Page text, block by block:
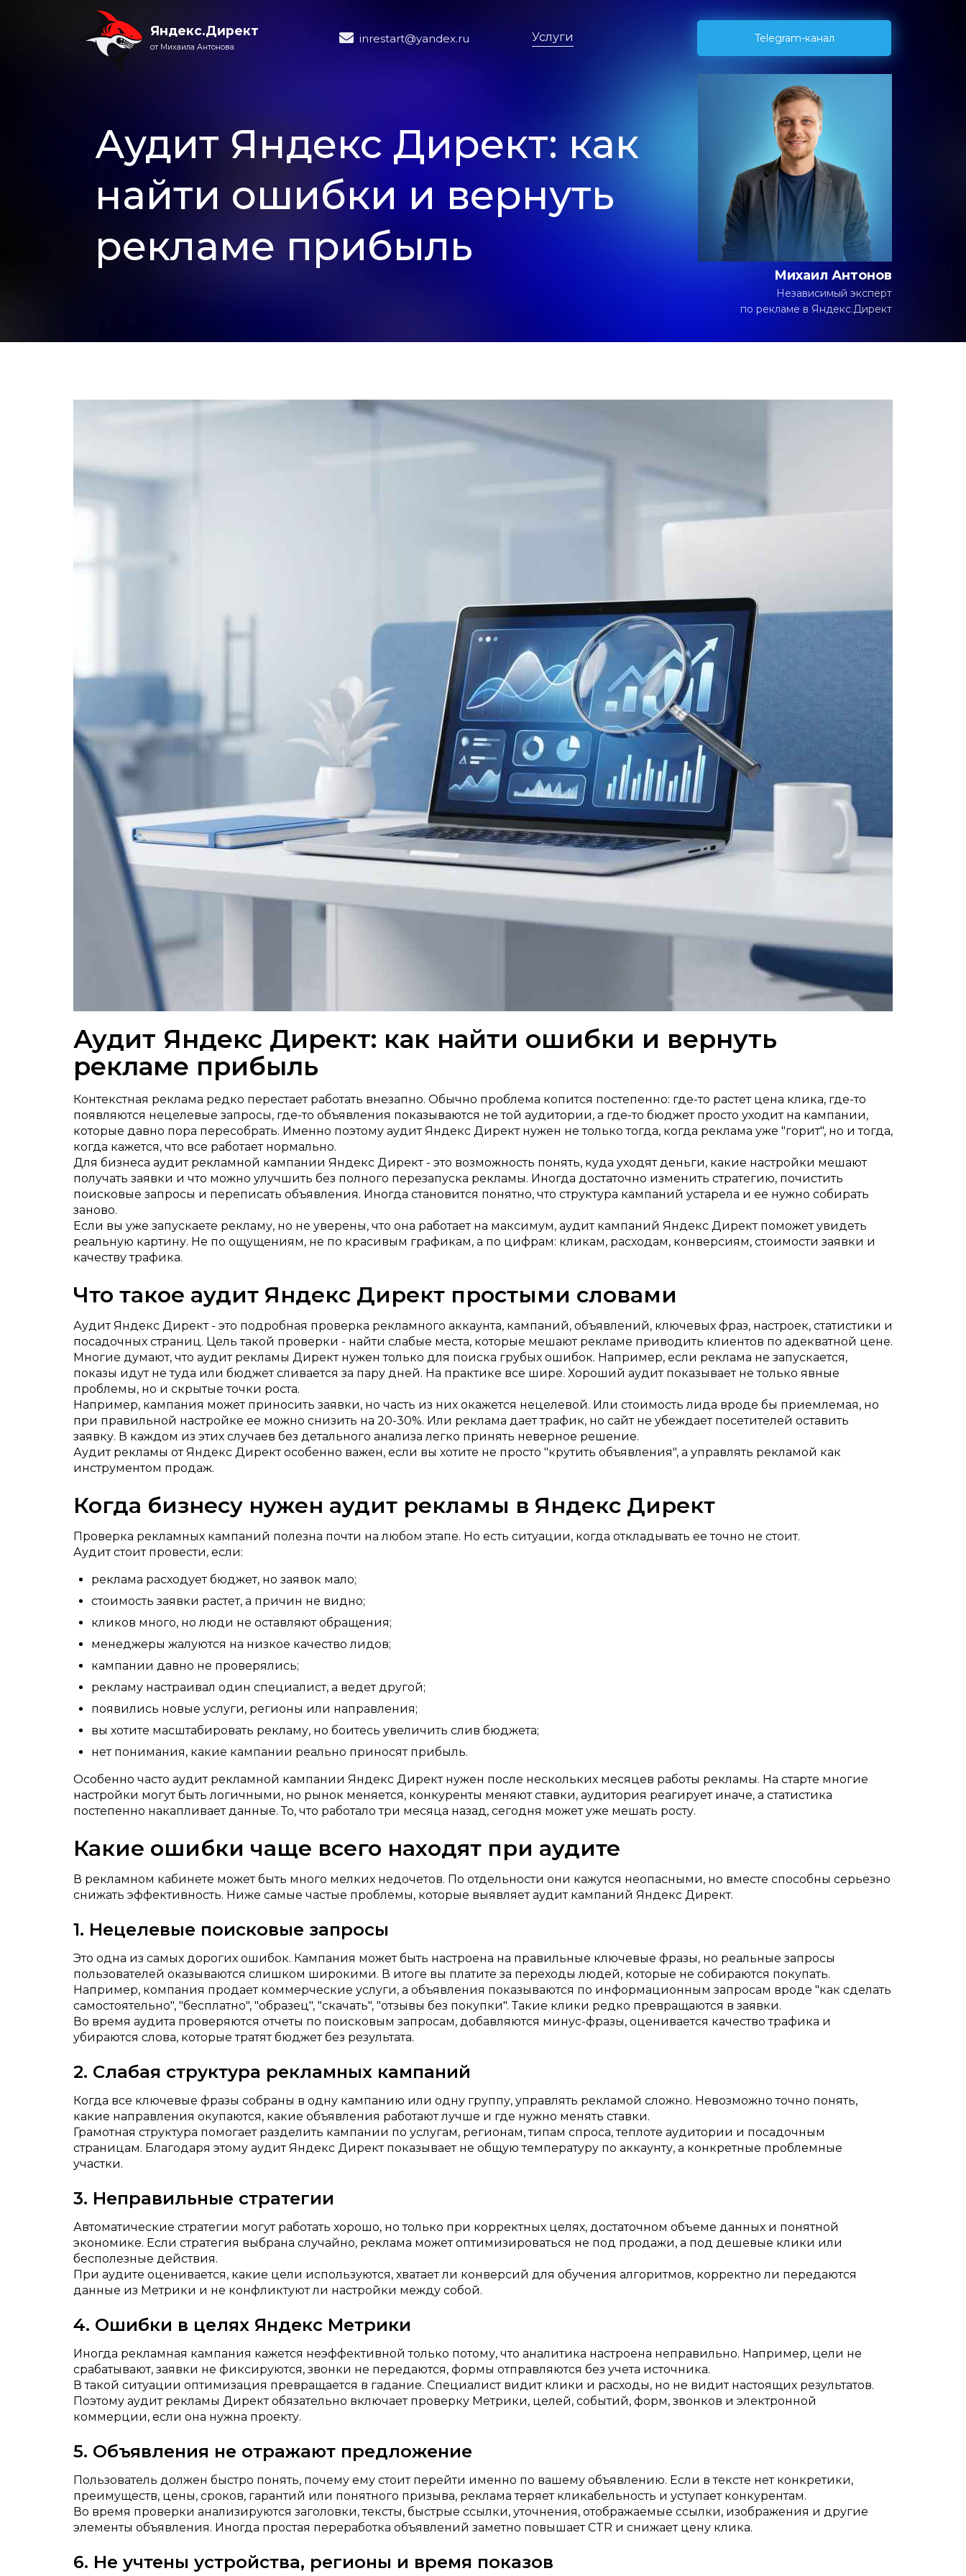
Яндекс.Директ
от Михаила Антонова
inrestart@yandex.ru Услуги Telegram-канал
Аудит Яндекс Директ: как
найти ошибки и вернуть
рекламе прибыль
Михаил Антонов
Независимый эксперт
по рекламе в Яндекс.Директ
Аудит Яндекс Директ: как найти ошибки и вернуть
рекламе прибыль
Контекстная реклама редко перестает работать внезапно. Обычно проблема копится постепенно: где-то растет цена клика, где-то
появляются нецелевые запросы, где-то объявления показываются не той аудитории, а где-то бюджет просто уходит на кампании,
которые давно пора пересобрать. Именно поэтому аудит Яндекс Директ нужен не только тогда, когда реклама уже "горит", но и тогда,
когда кажется, что все работает нормально.
Для бизнеса аудит рекламной кампании Яндекс Директ - это возможность понять, куда уходят деньги, какие настройки мешают
получать заявки и что можно улучшить без полного перезапуска рекламы. Иногда достаточно изменить стратегию, почистить
поисковые запросы и переписать объявления. Иногда становится понятно, что структура кампаний устарела и ее нужно собирать
заново.
Если вы уже запускаете рекламу, но не уверены, что она работает на максимум, аудит кампаний Яндекс Директ поможет увидеть
реальную картину. Не по ощущениям, не по красивым графикам, а по цифрам: кликам, расходам, конверсиям, стоимости заявки и
качеству трафика.
Что такое аудит Яндекс Директ простыми словами
Аудит Яндекс Директ - это подробная проверка рекламного аккаунта, кампаний, объявлений, ключевых фраз, настроек, статистики и
посадочных страниц. Цель такой проверки - найти слабые места, которые мешают рекламе приводить клиентов по адекватной цене.
Многие думают, что аудит рекламы Директ нужен только для поиска грубых ошибок. Например, если реклама не запускается,
показы идут не туда или бюджет сливается за пару дней. На практике все шире. Хороший аудит показывает не только явные
проблемы, но и скрытые точки роста.
Например, кампания может приносить заявки, но часть из них окажется нецелевой. Или стоимость лида вроде бы приемлемая, но
при правильной настройке ее можно снизить на 20-30%. Или реклама дает трафик, но сайт не убеждает посетителей оставить
заявку. В каждом из этих случаев без детального анализа легко принять неверное решение.
Аудит рекламы от Яндекс Директ особенно важен, если вы хотите не просто "крутить объявления", а управлять рекламой как
инструментом продаж.
Когда бизнесу нужен аудит рекламы в Яндекс Директ
Проверка рекламных кампаний полезна почти на любом этапе. Но есть ситуации, когда откладывать ее точно не стоит.
Аудит стоит провести, если:
реклама расходует бюджет, но заявок мало;
стоимость заявки растет, а причин не видно;
кликов много, но люди не оставляют обращения;
менеджеры жалуются на низкое качество лидов;
кампании давно не проверялись;
рекламу настраивал один специалист, а ведет другой;
появились новые услуги, регионы или направления;
вы хотите масштабировать рекламу, но боитесь увеличить слив бюджета;
нет понимания, какие кампании реально приносят прибыль.
Особенно часто аудит рекламной кампании Яндекс Директ нужен после нескольких месяцев работы рекламы. На старте многие
настройки могут быть логичными, но рынок меняется, конкуренты меняют ставки, аудитория реагирует иначе, а статистика
постепенно накапливает данные. То, что работало три месяца назад, сегодня может уже мешать росту.
Какие ошибки чаще всего находят при аудите
В рекламном кабинете может быть много мелких недочетов. По отдельности они кажутся неопасными, но вместе способны серьезно
снижать эффективность. Ниже самые частые проблемы, которые выявляет аудит кампаний Яндекс Директ.
1. Нецелевые поисковые запросы
Это одна из самых дорогих ошибок. Кампания может быть настроена на правильные ключевые фразы, но реальные запросы
пользователей оказываются слишком широкими. В итоге вы платите за переходы людей, которые не собираются покупать.
Например, компания продает коммерческие услуги, а объявления показываются по информационным запросам вроде "как сделать
самостоятельно", "бесплатно", "образец", "скачать", "отзывы без покупки". Такие клики редко превращаются в заявки.
Во время аудита проверяются отчеты по поисковым запросам, добавляются минус-фразы, оценивается качество трафика и
убираются слова, которые тратят бюджет без результата.
2. Слабая структура рекламных кампаний
Когда все ключевые фразы собраны в одну кампанию или одну группу, управлять рекламой сложно. Невозможно точно понять,
какие направления окупаются, какие объявления работают лучше и где нужно менять ставки.
Грамотная структура помогает разделить кампании по услугам, регионам, типам спроса, теплоте аудитории и посадочным
страницам. Благодаря этому аудит Яндекс Директ показывает не общую температуру по аккаунту, а конкретные проблемные
участки.
3. Неправильные стратегии
Автоматические стратегии могут работать хорошо, но только при корректных целях, достаточном объеме данных и понятной
экономике. Если стратегия выбрана случайно, реклама может оптимизироваться не под продажи, а под дешевые клики или
бесполезные действия.
При аудите оценивается, какие цели используются, хватает ли конверсий для обучения алгоритмов, корректно ли передаются
данные из Метрики и не конфликтуют ли настройки между собой.
4. Ошибки в целях Яндекс Метрики
Иногда рекламная кампания кажется неэффективной только потому, что аналитика настроена неправильно. Например, цели не
срабатывают, заявки не фиксируются, звонки не передаются, формы отправляются без учета источника.
В такой ситуации оптимизация превращается в гадание. Специалист видит клики и расходы, но не видит настоящих результатов.
Поэтому аудит рекламы Директ обязательно включает проверку Метрики, целей, событий, форм, звонков и электронной
коммерции, если она нужна проекту.
5. Объявления не отражают предложение
Пользователь должен быстро понять, почему ему стоит перейти именно по вашему объявлению. Если в тексте нет конкретики,
преимуществ, цены, сроков, гарантий или понятного призыва, реклама теряет кликабельность и уступает конкурентам.
Во время проверки анализируются заголовки, тексты, быстрые ссылки, уточнения, отображаемые ссылки, изображения и другие
элементы объявления. Иногда простая переработка объявлений заметно повышает CTR и снижает цену клика.
6. Не учтены устройства, регионы и время показов